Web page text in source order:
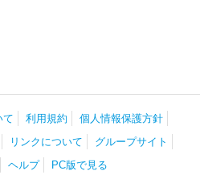
て 利用規約
個人情報保護方針
リンクについて
グループサイト
ヘルプ PC版で見る